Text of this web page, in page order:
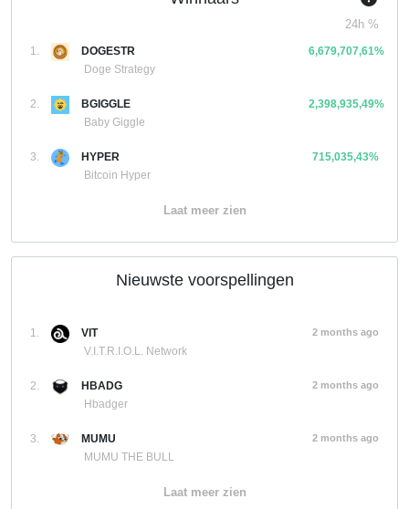
24h %
1.
DOGESTR
Doge Strategy
6,679,707,61%
2.
BGIGGLE
Baby Giggle
2,398,935,49%
3.
HYPER
Bitcoin Hyper
715,035,43%
Laat meer zien
Nieuwste voorspellingen
1.
VIT
V.I.T.R.I.O.L. Network
2 months ago
2.
HBADG
Hbadger
2 months ago
3.
MUMU
MUMU THE BULL
2 months ago
Laat meer zien